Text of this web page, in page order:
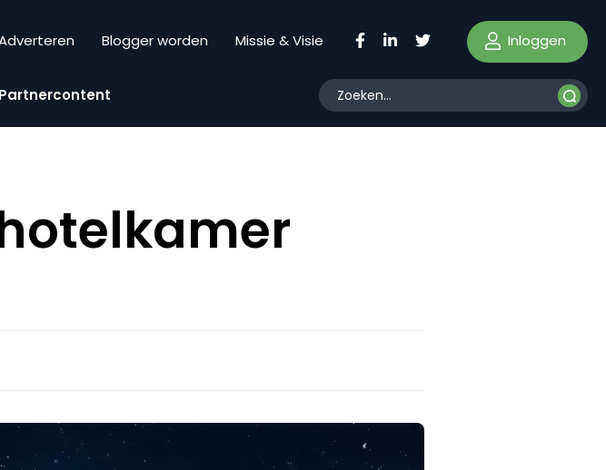
Blogger worden Missie & Visie Inloggen
Partnercontent